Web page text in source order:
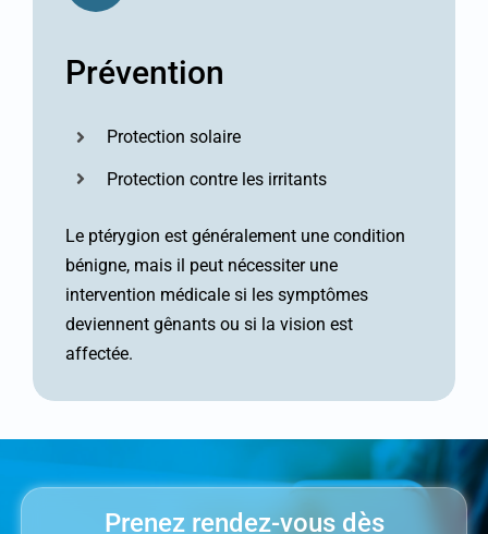
Prévention
Protection solaire
Protection contre les irritants
Le ptérygion est généralement une condition
bénigne, mais il peut nécessiter une
intervention médicale si les symptômes
deviennent gênants ou si la vision est
affectée.
Prenez rendez-vous dès